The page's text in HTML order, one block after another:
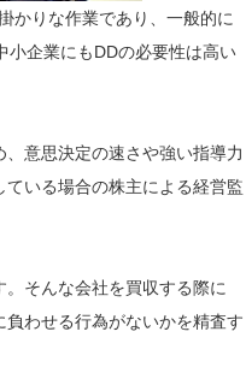
かりな作業であり、一般的に
小企業にもDDの必要性は高い
意思決定の速さや強い指導力
いる場合の株主による経営監
。そんな会社を買収する際に
わせる行為がないかを精査す